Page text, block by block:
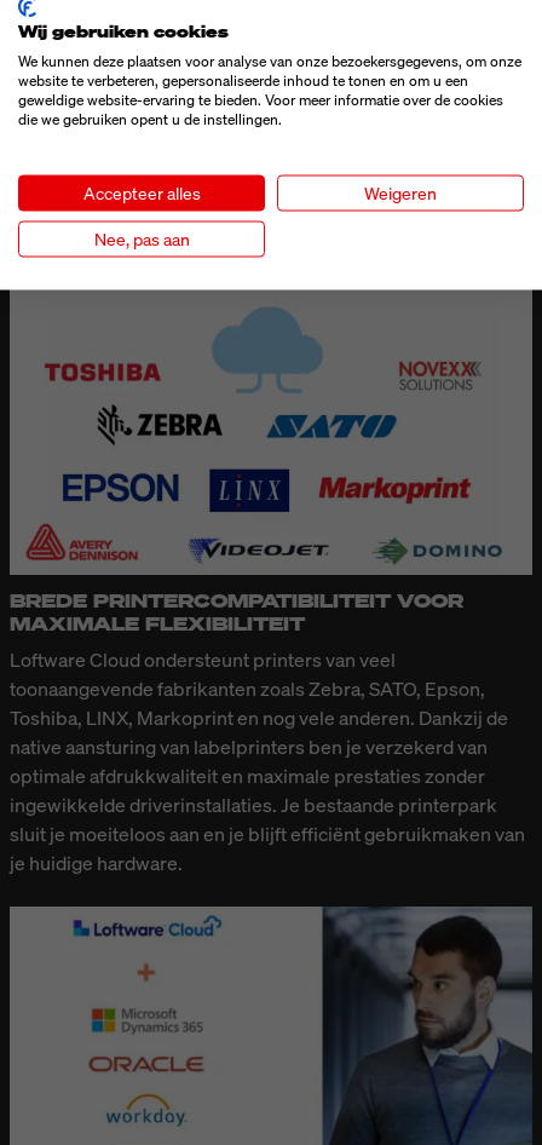
LOCATIES
Met Loftware Cloud ontwerp en beheer je etiketten centraal
en stel je ze wereldwijd beschikbaar. Zo weet je zeker dat
overal dezelfde actuele sjablonen worden gebruikt, ongeacht
wijziging direct live en wordt die wereldwijd toegepast. Dat
bespaart je tijd, voorkomt fouten en zorgt voor een
consistente merkuitstraling.
BREDE PRINTERCOMPATIBILITEIT VOOR
MAXIMALE FLEXIBILITEIT
Loftware Cloud ondersteunt printers van veel
toonaangevende fabrikanten zoals Zebra, SATO, Epson,
Toshiba, LINX, Markoprint en nog vele anderen. Dankzij de
native aansturing van labelprinters ben je verzekerd van
optimale afdrukkwaliteit en maximale prestaties zonder
ingewikkelde driverinstallaties. Je bestaande printerpark
sluit je moeiteloos aan en je blijft efficiënt gebruikmaken van
je huidige hardware.
Wij gebruiken cookies
We kunnen deze plaatsen voor analyse van onze bezoekersgegevens, om onze
website te verbeteren, gepersonaliseerde inhoud te tonen en om u een
geweldige website-ervaring te bieden. Voor meer informatie over de cookies
die we gebruiken opent u de instellingen.
Accepteer alles Weigeren
Nee, pas aan